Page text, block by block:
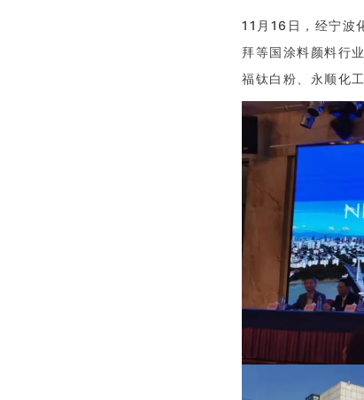
11月16日，经宁波
拜等国涂料颜料行
福钛白粉、永顺化